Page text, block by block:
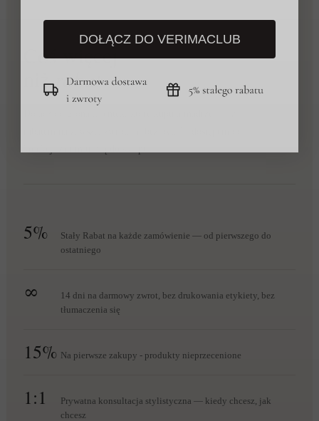
Coś więcej
niż rabat
5%
Stały Rabat na każde zamówienie — od pierwszego do
ostatniego
∞
14 dni na darmowy zwrot, bez drukowania etykiety, bez
tłumaczenia się
15% Na pierwsze zakupy - produkty nieprzecenione
1:1
Prywatna konsultacja stylistyczna — kiedy chcesz, jak
chcesz
DOŁĄCZ DO VERIMACLUB